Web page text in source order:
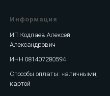
Информация
ИП Кодлаев Алексей
Александрович
ИНН 081407280594
Способы оплаты: наличными,
картой